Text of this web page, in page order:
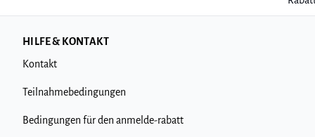
HILFE & KONTAKT
Kontakt
Teilnahmebedingungen
Bedingungen für den anmelde-rabatt